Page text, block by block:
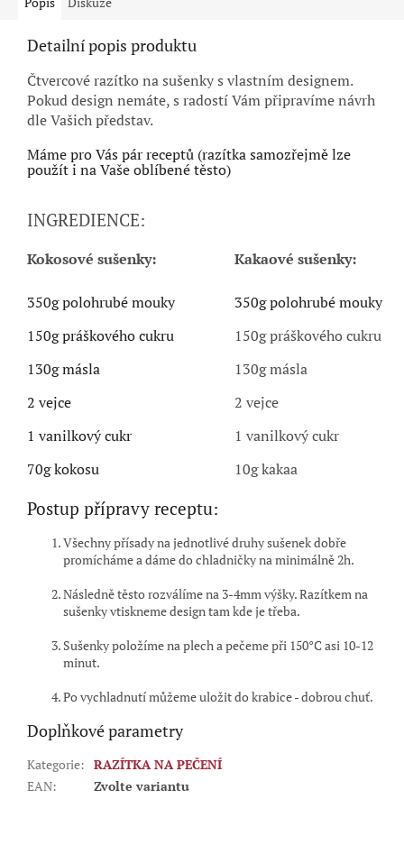
Detailní popis produktu
Čtvercové razítko na sušenky s vlastním designem.
Pokud design nemáte, s radostí Vám připravíme návrh
dle Vašich představ.
Máme pro Vás pár receptů (razítka samozřejmě lze
použít i na Vaše oblíbené těsto)
INGREDIENCE:
Kokosové sušenky: Kakaové sušenky:
350g polohrubé mouky
350g polohrubé mouky
150g práškového cukru
150g práškového cukru
130g másla
130g másla
2 vejce
2 vejce
1 vanilkový cukr
1 vanilkový cukr
70g kokosu
10g kakaa
Postup přípravy receptu:
Všechny přísady na jednotlivé druhy sušenek dobře
promícháme a dáme do chladničky na minimálně 2h.
Následně těsto rozválíme na 3-4mm výšky. Razítkem na
sušenky vtiskneme design tam kde je třeba.
Sušenky položíme na plech a pečeme při 150°C asi 10-12
minut.
Po vychladnutí můžeme uložit do krabice - dobrou chuť.
Doplňkové parametry
Kategorie: RAZÍTKA NA PEČENÍ
EAN: Zvolte variantu